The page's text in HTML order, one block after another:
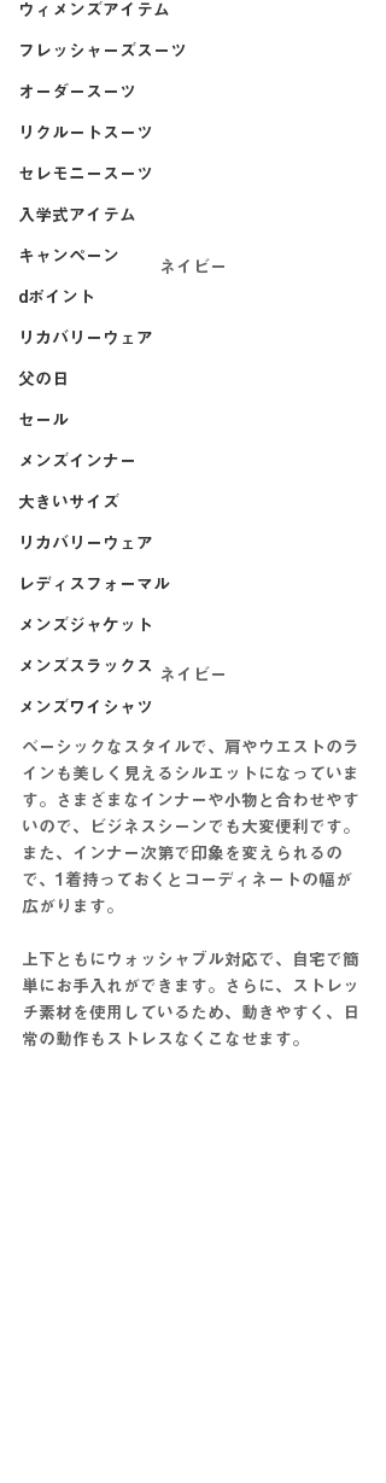
ウィメンズアイテム
フレッシャーズスーツ
オーダースーツ
リクルートスーツ
セレモニースーツ
入学式アイテム
キャンペーン
dポイント
リカバリーウェア
父の日
セール
メンズインナー
大きいサイズ
リカバリーウェア
レディスフォーマル
メンズジャケット
メンズスラックス
メンズワイシャツ
ネイビー
ネイビー
ベーシックなスタイルで、肩やウエストのラ
インも美しく見えるシルエットになっていま
す。さまざまなインナーや小物と合わせやす
いので、ビジネスシーンでも大変便利です。
また、インナー次第で印象を変えられるの
で、1着持っておくとコーディネートの幅が
広がります。
上下ともにウォッシャブル対応で、自宅で簡
単にお手入れができます。さらに、ストレッ
チ素材を使用しているため、動きやすく、日
常の動作もストレスなくこなせます。